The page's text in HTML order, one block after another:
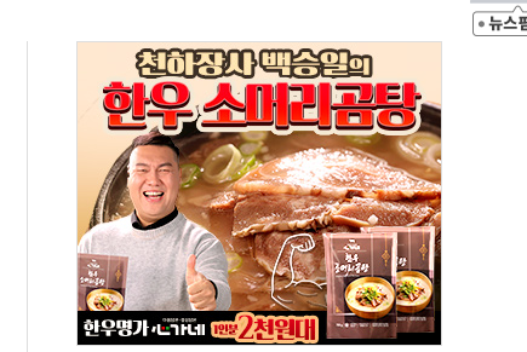
2026' 참가
순이익 흑자 전환
중과세는 과세 원칙 어긋나"
자수 1000만 돌파
파트너십 이어갈 예정"
서한…"표현의 자유 위협"
기 영업이익 121% 급증
기·충북 선관위 등 추가 압수수색
일 2주년 기념 행사